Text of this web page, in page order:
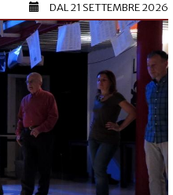
DAL21 SETTEMBRE 2026